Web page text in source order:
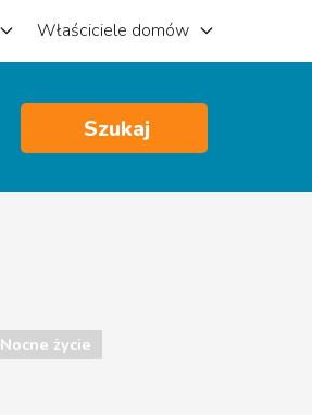
Właściciele domów
Szukaj
Nocne życie